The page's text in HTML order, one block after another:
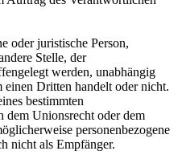
oder juristische Person,
Stelle, der
werden, unabhängig
einen Dritten handelt oder nicht.
bestimmten
dem Unionsrecht oder dem
personenbezogene
nicht als Empfänger.